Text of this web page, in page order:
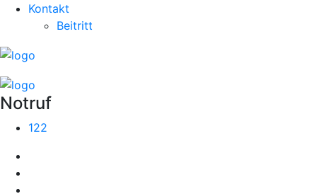
Kontakt
Beitritt
Notruf
122